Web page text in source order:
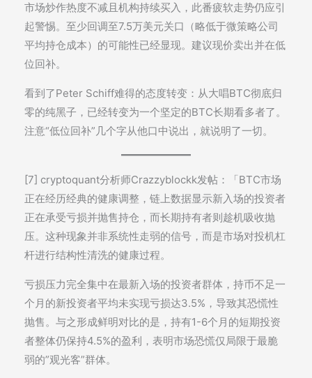
市场炒作热度不减且机构持续买入，此番疲软走势仍应引
起警惕。至少回调至7.5万美元关口（略低于微策略公司
平均持仓成本）的可能性已经显现。建议现价卖出并在低
位回补。
看到了Peter Schiff难得的态度转变：从大唱BTC彻底归
零的纯黑子，已经转变为一个坚定的BTC长期看多者了。
注意“低位回补”几个字从他口中说出，就说明了一切。
[7] cryptoquant分析师Crazzyblockk发帖：「BTC市场
正在经历经典的健康调整，链上数据显示新入场的投资者
正在承受亏损并抛售持仓，而长期持有者则趁机吸收抛
压。这种现象并非系统性走弱的信号，而是市场对投机杠
杆进行结构性清洗的健康过程。
亏损压力完全集中在最新入场的投资者群体，持币不足一
个月的新投资者平均未实现亏损达3.5%，导致其恐慌性
抛售。与之形成鲜明对比的是，持有1-6个月的短期投资
者整体仍保持4.5%的盈利，表明市场恐慌仅局限于最脆
弱的”观光客”群体。